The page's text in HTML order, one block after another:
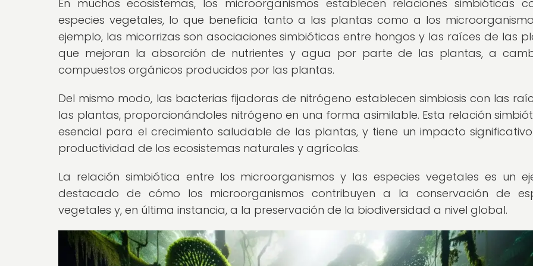
En muchos ecosistemas, los microorganismos establecen relaciones simbióticas
especies vegetales, lo que beneficia tanto a las plantas como a los
ejemplo, las micorrizas son asociaciones simbióticas entre hongos y las raíces de las
que mejoran la absorción de nutrientes y agua por parte de las plantas, a
compuestos orgánicos producidos por las plantas.
Del mismo modo, las bacterias fijadoras de nitrógeno establecen simbiosis con las
las plantas, proporcionándoles nitrógeno en una forma asimilable. Esta relación
esencial para el crecimiento saludable de las plantas, y tiene un impacto
productividad de los ecosistemas naturales y agrícolas.
La relación simbiótica entre los microorganismos y las especies vegetales es un
destacado de cómo los microorganismos contribuyen a la conservación de
vegetales y, en última instancia, a la preservación de la biodiversidad a nivel global.